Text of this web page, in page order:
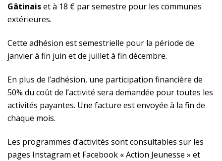
Gâtinaiset à 18 € par semestre pour les communes
extérieures.
Cette adhésion est semestrielle pour la période de
janvier à fin juin et de juillet à fin décembre.
En plus de l’adhésion, une participation financière de
50% du coût de l’activité sera demandée pour toutes les
activités payantes. Une facture est envoyée à la fin de
chaque mois.
Les programmes d’activités sont consultables sur les
pages Instagram et Facebook « Action Jeunesse » et